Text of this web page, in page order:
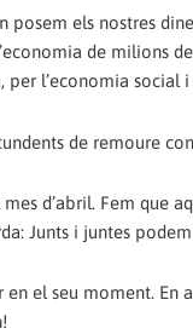
els nostres
de milions
l’economia social i
de remoure
d’abril. Fem que
Junts i juntes
el seu moment.